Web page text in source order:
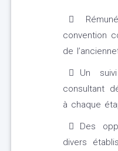
convention
de
Un
consultant
à chaque
Des
divers